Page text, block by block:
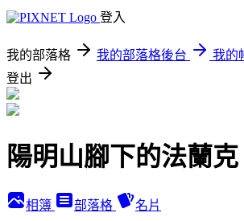
登入
我的部落格 我的部落格後台
我的
登出
陽明山腳下的法蘭克
相簿 部落格 名片